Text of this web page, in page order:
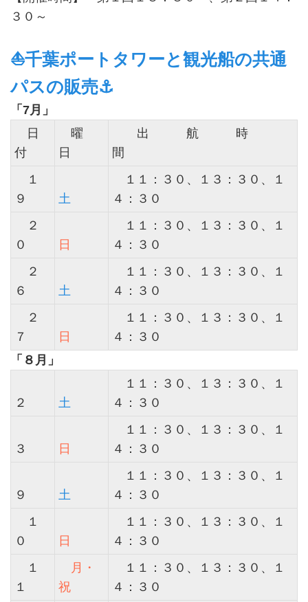
３０～
⛵千葉ポートタワーと観光船の共通
パスの販売⚓
「7月」
日
付
曜
日
出 航 時
間
１
９
土
１１：３０、１３：３０、１
４：３０
２
０
日
１１：３０、１３：３０、１
４：３０
２
６
土
１１：３０、１３：３０、１
４：３０
２
７
日
１１：３０、１３：３０、１
４：３０
「８月」
２ 土
１１：３０、１３：３０、１
４：３０
３ 日
１１：３０、１３：３０、１
４：３０
９ 土
１１：３０、１３：３０、１
４：３０
１
０
日
１１：３０、１３：３０、１
４：３０
１
１
月・
祝
１１：３０、１３：３０、１
４：３０